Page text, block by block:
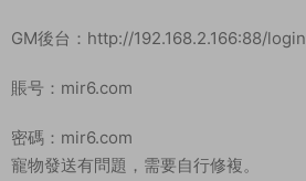
GM後台：http://192.168.2.166:88/login
賬号：mir6.com
密碼：mir6.com
寵物發送有問題，需要自行修複。